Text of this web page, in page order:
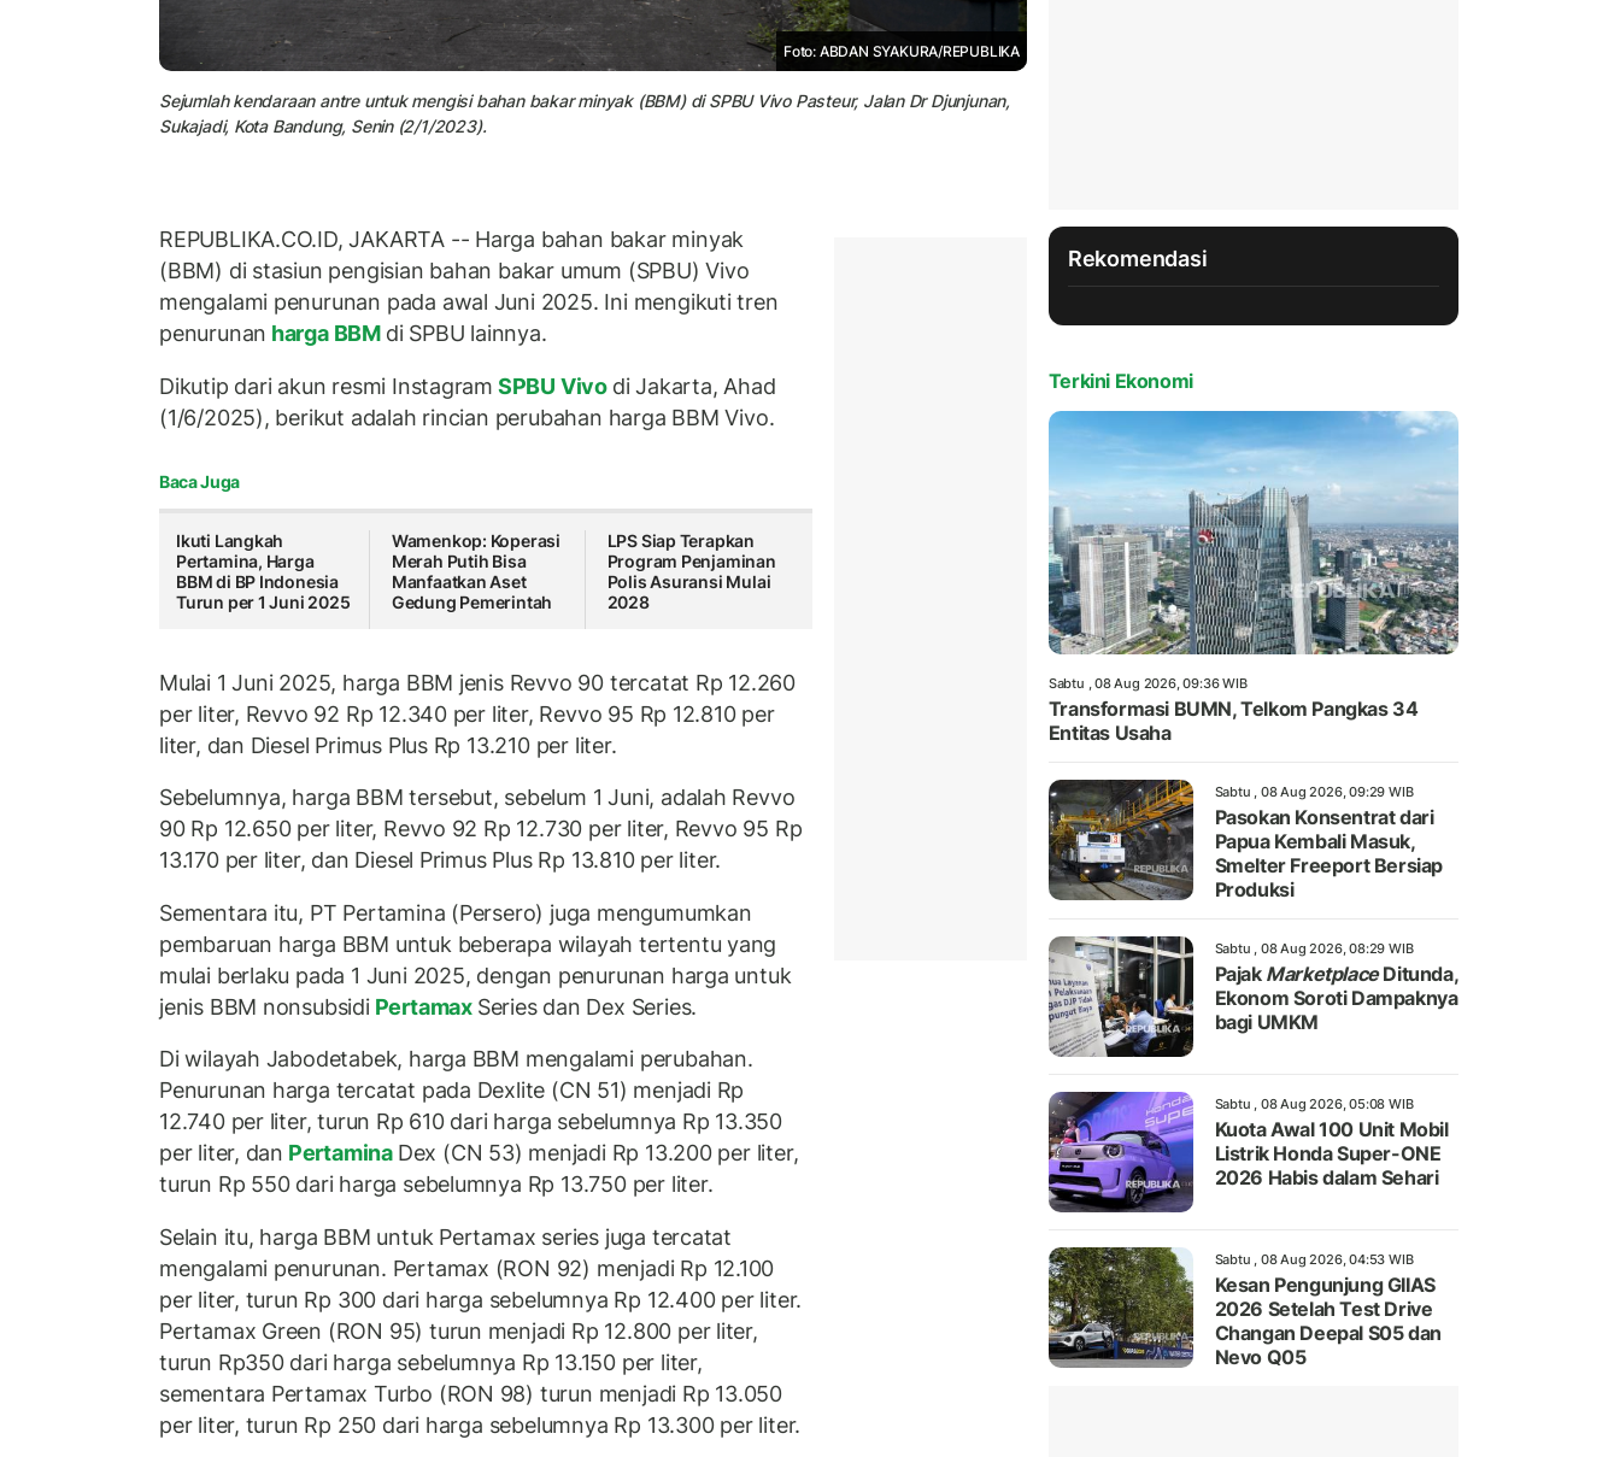
Foto: ABDAN SYAKURA/REPUBLIKA
Sejumlah kendaraan antre untuk mengisi bahan bakar minyak (BBM) di SPBU Vivo Pasteur, Jalan Dr Djunjunan,
Sukajadi, Kota Bandung, Senin (2/1/2023).
REPUBLIKA.CO.ID, JAKARTA -- Harga bahan bakar minyak
(BBM) di stasiun pengisian bahan bakar umum (SPBU) Vivo
mengalami penurunan pada awal Juni 2025. Ini mengikuti tren
penurunan harga BBM di SPBU lainnya.
Dikutip dari akun resmi Instagram SPBU Vivo di Jakarta, Ahad
(1/6/2025), berikut adalah rincian perubahan harga BBM Vivo.
Baca Juga
Ikuti Langkah
Pertamina, Harga
BBM di BP Indonesia
Turun per 1 Juni 2025
Wamenkop: Koperasi
Merah Putih Bisa
Manfaatkan Aset
Gedung Pemerintah
LPS Siap Terapkan
Program Penjaminan
Polis Asuransi Mulai
2028
Mulai 1 Juni 2025, harga BBM jenis Revvo 90 tercatat Rp 12.260
per liter, Revvo 92 Rp 12.340 per liter, Revvo 95 Rp 12.810 per
liter, dan Diesel Primus Plus Rp 13.210 per liter.
Sebelumnya, harga BBM tersebut, sebelum 1 Juni, adalah Revvo
90 Rp 12.650 per liter, Revvo 92 Rp 12.730 per liter, Revvo 95 Rp
13.170 per liter, dan Diesel Primus Plus Rp 13.810 per liter.
Sementara itu, PT Pertamina (Persero) juga mengumumkan
pembaruan harga BBM untuk beberapa wilayah tertentu yang
mulai berlaku pada 1 Juni 2025, dengan penurunan harga untuk
jenis BBM nonsubsidiPertamax Series dan Dex Series.
Di wilayah Jabodetabek, harga BBM mengalami perubahan.
Penurunan harga tercatat pada Dexlite (CN 51) menjadi Rp
12.740 per liter, turun Rp 610 dari harga sebelumnya Rp 13.350
per liter, dan Pertamina Dex (CN 53) menjadi Rp 13.200 per liter,
turun Rp 550 dari harga sebelumnya Rp 13.750 per liter.
Selain itu, harga BBM untuk Pertamax series juga tercatat
mengalami penurunan. Pertamax (RON 92) menjadi Rp 12.100
per liter, turun Rp 300 dari harga sebelumnya Rp 12.400 per liter.
Pertamax Green (RON 95) turun menjadi Rp 12.800 per liter,
turun Rp350 dari harga sebelumnya Rp 13.150 per liter,
sementara Pertamax Turbo (RON 98) turun menjadi Rp 13.050
per liter, turun Rp 250 dari harga sebelumnya Rp 13.300 per liter.
Rekomendasi
Terkini Ekonomi
Sabtu , 08 Aug 2026, 09:36 WIB
Transformasi BUMN, Telkom Pangkas 34
Entitas Usaha
Sabtu , 08 Aug 2026, 09:29 WIB
Pasokan Konsentrat dari
Papua Kembali Masuk,
Smelter Freeport Bersiap
Produksi
Sabtu , 08 Aug 2026, 08:29 WIB
Pajak MarketplaceDitunda,
Ekonom Soroti Dampaknya
bagi UMKM
Sabtu , 08 Aug 2026, 05:08 WIB
Kuota Awal 100 Unit Mobil
Listrik Honda Super-ONE
2026 Habis dalam Sehari
Sabtu , 08 Aug 2026, 04:53 WIB
Kesan Pengunjung GIIAS
2026 Setelah Test Drive
Changan Deepal S05 dan
Nevo Q05